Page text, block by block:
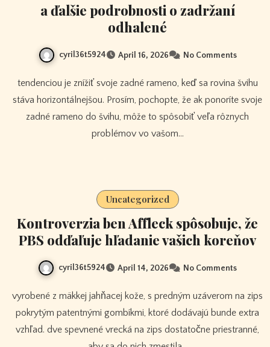
a ďalšie podrobnosti o zadržaní
odhalené
cyril36t5924 April 16, 2026 No Comments
tendenciou je znížiť svoje zadné rameno, keď sa rovina švihu
stáva horizontálnejšou. Prosím, pochopte, že ak ponoríte svoje
zadné rameno do švihu, môže to spôsobiť veľa rôznych
problémov vo vašom…
Uncategorized
Kontroverzia ben Affleck spôsobuje, že
PBS odďaľuje hľadanie vašich koreňov
cyril36t5924 April 14, 2026 No Comments
vyrobené z mäkkej jahňacej kože, s predným uzáverom na zips
pokrytým patentnými gombíkmi, ktoré dodávajú bunde extra
vzhľad. dve spevnené vrecká na zips dostatočne priestranné,